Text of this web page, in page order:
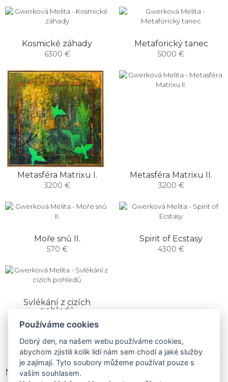
Kosmické záhady
6300 €
Metaforický tanec
5000 €
Metasféra Matrixu I.
3200 €
Metasféra Matrixu II.
3200 €
Moře snů II.
570 €
Spirit of Ecstasy
4300 €
Svlékání z cizích
pohledů
1900 €
NEWSLETTER
Používáme cookies
Dobrý den, na našem webu používáme cookies,
abychom zjistili kolik lidí nám sem chodí a jaké služby
je zajímají. Tyto soubory můžeme používat pouze s
vaším souhlasem.